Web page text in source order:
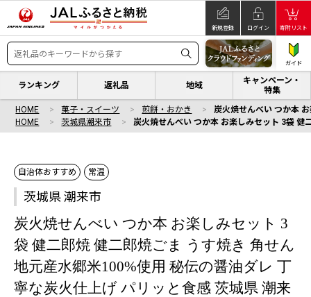
新規登録 ログイン 寄附リスト
ガイド
ランキング 返礼品 地域
キャンペーン・
特集
HOME 菓子・スイーツ 煎餅・おかき
炭火焼せんべい つか本
HOME
茨城県潮来市 炭火焼せんべい つか本 お楽しみセット 3袋
自治体おすすめ 常温
茨城県 潮来市
炭火焼せんべい つか本 お楽しみセット 3
袋 健二郎焼 健二郎焼ごま うす焼き 角せん
地元産水郷米100%使用 秘伝の醤油ダレ 丁
寧な炭火仕上げ パリッと食感 茨城県 潮来